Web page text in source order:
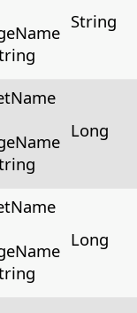
String
Long
Long